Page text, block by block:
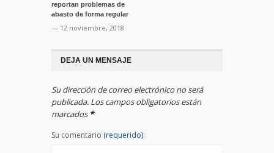
reportan problemas de
abasto de forma regular
— 12 noviembre, 2018
DEJA UN MENSAJE
Su dirección de correo electrónico no será
publicada. Los campos obligatorios están
marcados *
Su comentario (requerido):